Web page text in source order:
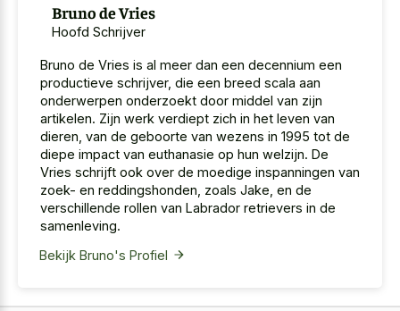
Bruno de Vries
Hoofd Schrijver
Bruno de Vries is al meer dan een decennium een
productieve schrijver, die een breed scala aan
onderwerpen onderzoekt door middel van zijn
artikelen. Zijn werk verdiept zich in het leven van
dieren, van de geboorte van wezens in 1995 tot de
diepe impact van euthanasie op hun welzijn. De
Vries schrijft ook over de moedige inspanningen van
zoek- en reddingshonden, zoals Jake, en de
verschillende rollen van Labrador retrievers in de
samenleving.
Bekijk Bruno's Profiel